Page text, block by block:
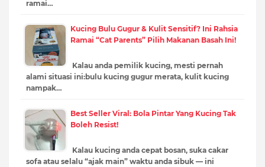
ramai…
Kucing Bulu Gugur & Kulit Sensitif? Ini Rahsia
Ramai “Cat Parents” Pilih Makanan Basah Ini!
Kalau anda pemilik kucing, mesti pernah
alami situasi ini:bulu kucing gugur merata, kulit kucing
nampak…
Best Seller Viral: Bola Pintar Yang Kucing Tak
Boleh Resist!
Kalau kucing anda cepat bosan, suka cakar
sofa atau selalu “ajak main” waktu anda sibuk — ini